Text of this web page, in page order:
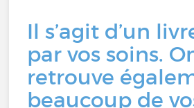
Il s’agit d’un
par vos soins.
retrouve
beaucoup de